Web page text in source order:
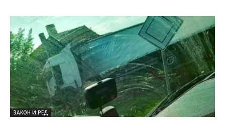
ЗАКОН И РЕД